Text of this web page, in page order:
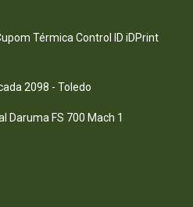
Térmica Control ID iDPrint
2098 - Toledo
Daruma FS 700 Mach 1